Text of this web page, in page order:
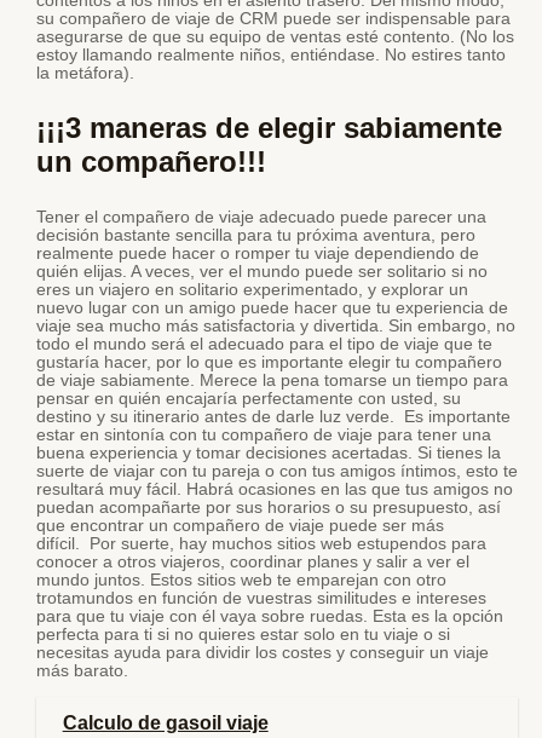
su compañero de viaje de CRM puede ser indispensable para
asegurarse de que su equipo de ventas esté contento. (No los
estoy llamando realmente niños, entiéndase. No estires tanto
la metáfora).
¡¡¡3 maneras de elegir sabiamente
un compañero!!!
Tener el compañero de viaje adecuado puede parecer una
decisión bastante sencilla para tu próxima aventura, pero
realmente puede hacer o romper tu viaje dependiendo de
quién elijas. A veces, ver el mundo puede ser solitario si no
eres un viajero en solitario experimentado, y explorar un
nuevo lugar con un amigo puede hacer que tu experiencia de
viaje sea mucho más satisfactoria y divertida. Sin embargo, no
todo el mundo será el adecuado para el tipo de viaje que te
gustaría hacer, por lo que es importante elegir tu compañero
de viaje sabiamente. Merece la pena tomarse un tiempo para
pensar en quién encajaría perfectamente con usted, su
destino y su itinerario antes de darle luz verde. Es importante
estar en sintonía con tu compañero de viaje para tener una
buena experiencia y tomar decisiones acertadas. Si tienes la
suerte de viajar con tu pareja o con tus amigos íntimos, esto te
resultará muy fácil. Habrá ocasiones en las que tus amigos no
puedan acompañarte por sus horarios o su presupuesto, así
que encontrar un compañero de viaje puede ser más
difícil. Por suerte, hay muchos sitios web estupendos para
conocer a otros viajeros, coordinar planes y salir a ver el
mundo juntos. Estos sitios web te emparejan con otro
trotamundos en función de vuestras similitudes e intereses
para que tu viaje con él vaya sobre ruedas. Esta es la opción
perfecta para ti si no quieres estar solo en tu viaje o si
necesitas ayuda para dividir los costes y conseguir un viaje
más barato.
Calculo de gasoil viaje